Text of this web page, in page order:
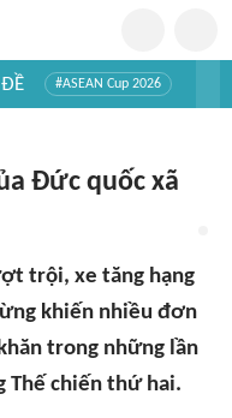
#ASEAN Cup 2026
Đức quốc xã
trội, xe tăng hạng
khiến nhiều đơn
trong những lần
chiến thứ hai.